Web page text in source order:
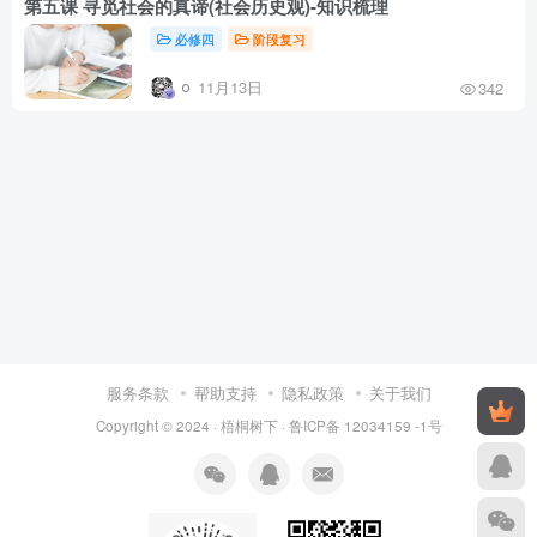
第五课 寻觅社会的真谛(社会历史观)-知识梳理
必修四 阶段复习
11月13日 342
服务条款 帮助支持 隐私政策 关于我们
Copyright © 2024 · 梧桐树下· 鲁ICP备 12034159 -1号